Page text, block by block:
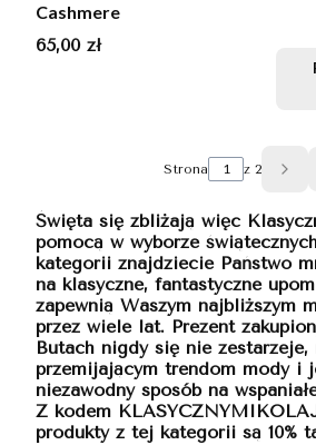
Cashmere
Cena
65,00 zł
Strona z 2
Święta się zbliżają więc
pomocą w wyborze
kategorii znajdziecie Państwo
na klasyczne, fantastyczne
zapewnią Waszym najbliższym
przez wiele lat. Prezent
Butach nigdy się nie
przemijającym trendom mody i
niezawodny sposób na
Z kodem
produkty z tej kategorii są 10%